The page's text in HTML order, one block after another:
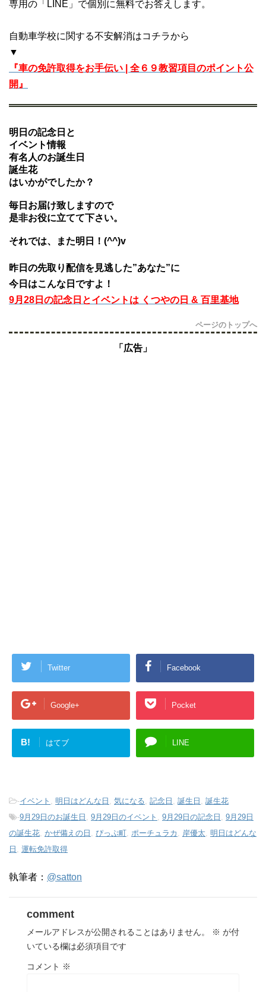
専用の「LINE」で個別に無料でお答えします。
自動車学校に関する不安解消はコチラから
▼
『車の免許取得をお手伝い | 全６９教習項目のポイント公
開』
明日の記念日と
イベント情報
有名人のお誕生日
誕生花
はいかがでしたか？
毎日お届け致しますので
是非お役に立てて下さい。
それでは、また明日！(^^)v
昨日の先取り配信を見逃した”あなた”に
今日はこんな日ですよ！
9月28日の記念日とイベントは くつやの日 & 百里基地
ページのトップへ
「広告」
Twitter Facebook
Google+ Pocket
B! はてブ LINE
-イベント 明日はどんな日 気になる 記念日 誕生日
誕生花
-9月29日のお誕生日 9月29日のイベント 9月29日の記念日
9月29日
の誕生花 かぜ備えの日 ぴっぷ町 ポーチュラカ 岸優太
明日はどんな
日
運転免許取得
執筆者： @satton
comment
メールアドレスが公開されることはありません。 ※ が付
いている欄は必須項目です
コメント ※